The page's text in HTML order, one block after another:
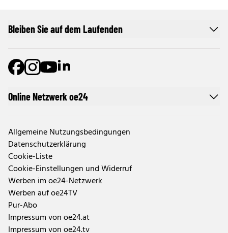
Online Netzwerk oe24
Allgemeine Nutzungsbedingungen
Datenschutzerklärung
Cookie-Liste
Cookie-Einstellungen und Widerruf
Werben im oe24-Netzwerk
Werben auf oe24TV
Pur-Abo
Impressum von oe24.at
Impressum von oe24.tv
Bleiben Sie auf dem Laufenden